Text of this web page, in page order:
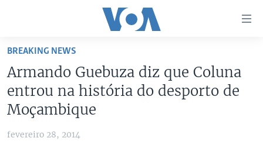
Acesso
para
artigo
principal
para
MOÇAMBIQUE
SAÚDE EM FOCO
BREAKING NEWS
Armando Guebuza diz que Coluna
entrou na história do desporto de
Moçambique
fevereiro 28, 2014